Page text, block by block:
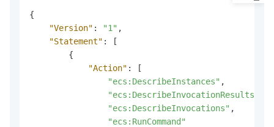
{
"Version" : "1" ,
"Statement" :
[
{
"Action" :
[
"ecs:DescribeInstances" ,
"ecs:DescribeInvocationResults"
"ecs:DescribeInvocations" ,
"ecs:RunCommand"